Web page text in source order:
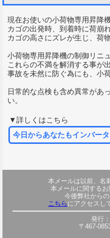
現在お使いの小荷物専用昇降
カゴの出発時、到着時に荷崩
カゴの高さにズレが生じ、荷
小荷物専用昇降機の制御リニ
これらの不満を解消する事が
事故を未然に防ぐ為にも、小
日常的な点検も含め異常があ
い。
▼詳しくはこちら
今日からあなたもインバー
本メールは以前、名
本メールに関する
今後弊社から
こちら にアクセスし
発行
〒467-